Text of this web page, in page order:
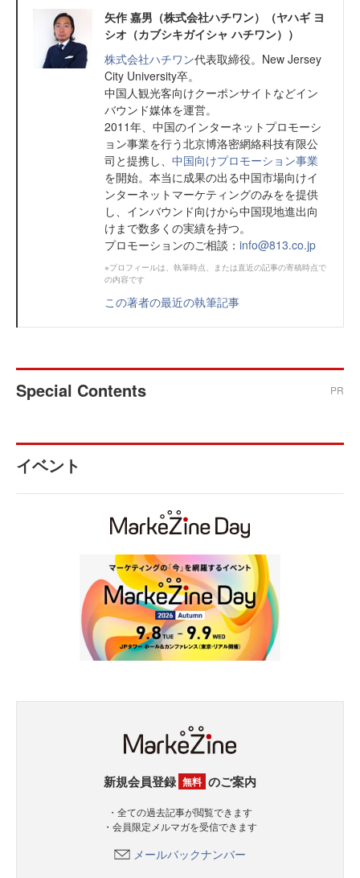
矢作 嘉男（株式会社ハチワン）（ヤハギ ヨ
シオ（カブシキガイシャ ハチワン））
株式会社ハチワン代表取締役。New Jersey
City University卒。
中国人観光客向けクーポンサイトなどイン
バウンド媒体を運営。
2011年、中国のインターネットプロモーシ
ョン事業を行う北京博洛密網絡科技有限公
司と提携し、 中国向けプロモーション事業
を開始。本当に成果の出る中国市場向けイ
ンターネットマーケティングのみをを提供
し、インバウンド向けから中国現地進出向
けまで数多くの実績を持つ。
プロモーションのご相談： info@813.co.jp
※プロフィールは、執筆時点、または直近の記事の寄稿時点で
の内容です
この著者の最近の執筆記事
Special Contents PR
イベント
新規会員登録 無料 のご案内
・全ての過去記事が閲覧できます
・会員限定メルマガを受信できます
メールバックナンバー